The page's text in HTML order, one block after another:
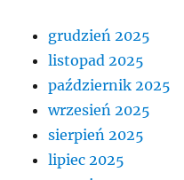
grudzień 2025
listopad 2025
październik 2025
wrzesień 2025
sierpień 2025
lipiec 2025